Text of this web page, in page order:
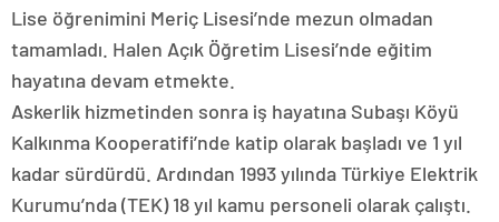
Lise öğrenimini Meriç Lisesi’nde mezun olmadan
tamamladı. Halen Açık Öğretim Lisesi’nde eğitim
hayatına devam etmekte.
Askerlik hizmetinden sonra iş hayatına Subaşı Köyü
Kalkınma Kooperatifi’nde katip olarak başladı ve 1 yıl
kadar sürdürdü. Ardından 1993 yılında Türkiye Elektrik
Kurumu’nda (TEK) 18 yıl kamu personeli olarak çalıştı.